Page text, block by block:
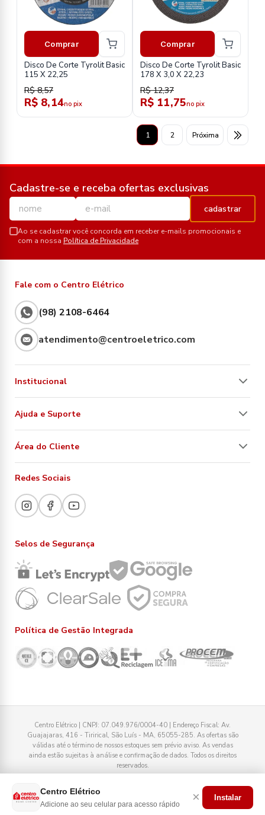
Comprar
Disco De Corte Tyrolit Basic
115 X 22,25
R$ 8,57
R$ 8,14no pix
Comprar
Disco De Corte Tyrolit Basic
178 X 3,0 X 22,23
R$ 12,37
R$ 11,75no pix
1 2 Próxima
Cadastre-se e receba ofertas exclusivas
cadastrar
Ao se cadastrar você concorda em receber e-mails promocionais e
com a nossa Política de Privacidade
Fale com o Centro Elétrico
(98) 2108-6464
atendimento@centroeletrico.com
Institucional
Ajuda e Suporte
Área do Cliente
Redes Sociais
Selos de Segurança
Política de Gestão Integrada
Centro Elétrico | CNPJ: 07.049.976/0004-40 | Endereço Fiscal: Av.
Guajajaras, 416 - Tirirical, São Luís - MA, 65055-285. As ofertas são
válidas até o término de nossos estoques sem prévio aviso. As vendas
ainda estão sujeitas à análise e confirmação de dados. Todos os direitos
reservados.
Centro Elétrico
Adicione ao seu celular para acesso rápido × Instalar